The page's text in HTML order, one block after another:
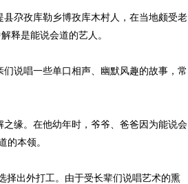
尕孜库勒乡博孜库木村人，在当地颇受老
释是能说会道的艺人。
说唱一些单口相声、幽默风趣的故事，常
缘。在他幼年时，爷爷、爸爸因为能说会
的本领。
出外打工。由于受长辈们说唱艺术的熏